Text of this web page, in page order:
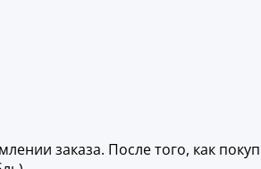
заказа. После того, как